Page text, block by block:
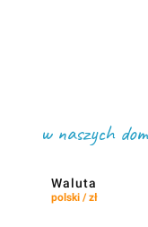
w naszych
Waluta
polski / zł